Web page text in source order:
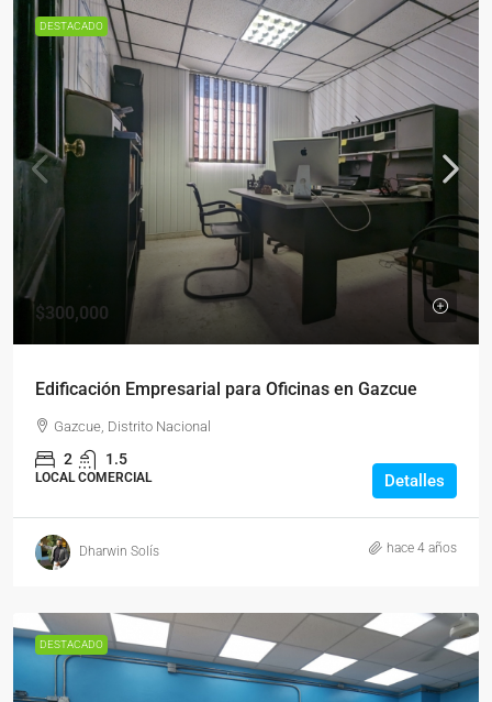
DESTACADO
$300,000
Edificación Empresarial para Oficinas en Gazcue
Gazcue, Distrito Nacional
2 1.5
LOCAL COMERCIAL Detalles
Dharwin Solís hace 4 años
DESTACADO